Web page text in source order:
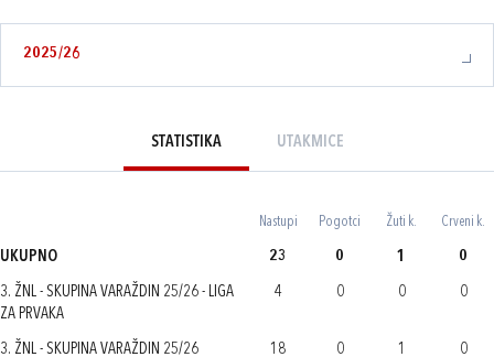
2025/26
STATISTIKA UTAKMICE
Nastupi Pogotci Žuti k. Crveni k.
UKUPNO 23 0 1 0
3. ŽNL - SKUPINA VARAŽDIN 25/26 - LIGA
ZA PRVAKA
4 0 0 0
3. ŽNL - SKUPINA VARAŽDIN 25/26 18 0 1 0